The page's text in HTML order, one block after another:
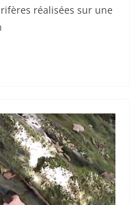
réalisées sur une